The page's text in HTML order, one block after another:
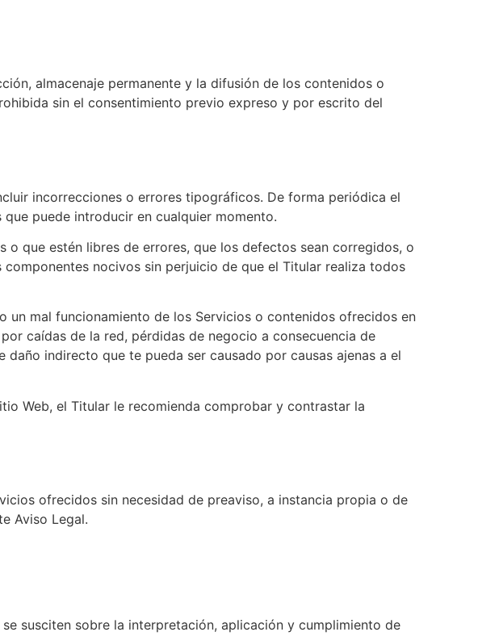
almacenaje permanente y la difusión de los contenidos o
sin el consentimiento previo expreso y por escrito del
incorrecciones o errores tipográficos. De forma periódica el
puede introducir en cualquier momento.
que estén libres de errores, que los defectos sean corregidos, o
nocivos sin perjuicio de que el Titular realiza todos
un mal funcionamiento de los Servicios o contenidos ofrecidos en
caídas de la red, pérdidas de negocio a consecuencia de
indirecto que te pueda ser causado por causas ajenas a el
Web, el Titular le recomienda comprobar y contrastar la
ofrecidos sin necesidad de preaviso, a instancia propia o de
Aviso Legal.
susciten sobre la interpretación, aplicación y cumplimiento de